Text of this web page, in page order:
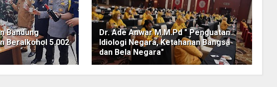
Bandung
Beralkohol 5.002
Dr. Ade Anwar M.M.Pd " Penguatan
Idiologi Negara, Ketahanan Bangsa
dan Bela Negara"